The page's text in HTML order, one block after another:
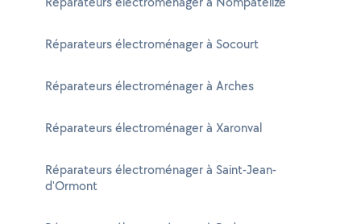
Réparateurs électroménager à Socourt
Réparateurs électroménager à Arches
Réparateurs électroménager à Xaronval
Réparateurs électroménager à Saint-Jean-
d'Ormont